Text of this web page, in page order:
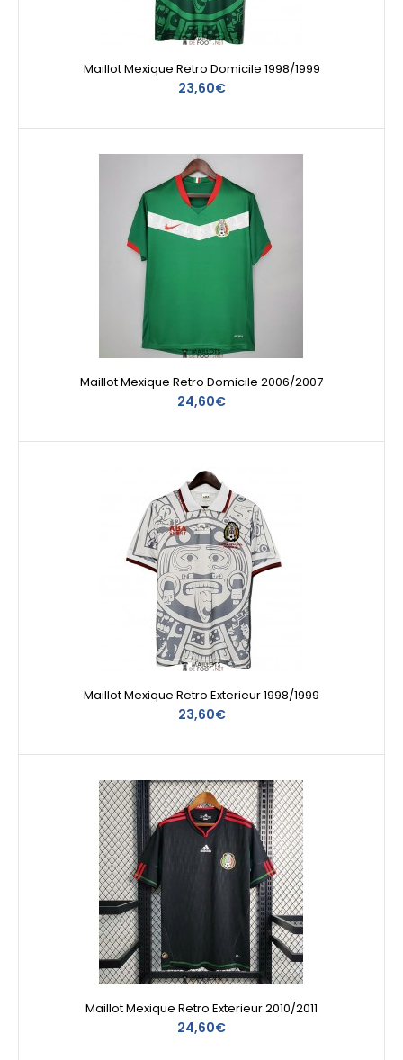
Maillot Mexique Retro Domicile 1998/1999
23,60€
Maillot Mexique Retro Domicile 2006/2007
24,60€
Maillot Mexique Retro Exterieur 1998/1999
23,60€
Maillot Mexique Retro Exterieur 2010/2011
24,60€